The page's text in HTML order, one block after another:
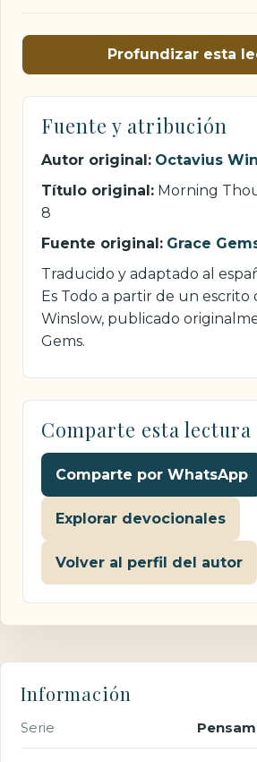
Profundizar esta
Fuente y atribución
Autor original: Octavius
Título original: Morning
8
Fuente original: Grace
Traducido y adaptado al
Es Todo a partir de un escrito
Winslow, publicado
Gems.
Comparte esta lectura
Comparte por WhatsApp
Explorar devocionales
Volver al perfil del autor
Información
Serie